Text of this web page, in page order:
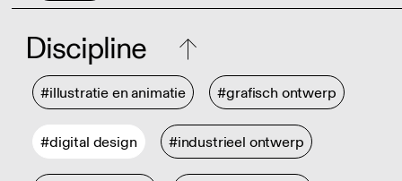
Discipline
#illustratie en animatie #grafisch ontwerp
#digital design #industrieel ontwerp